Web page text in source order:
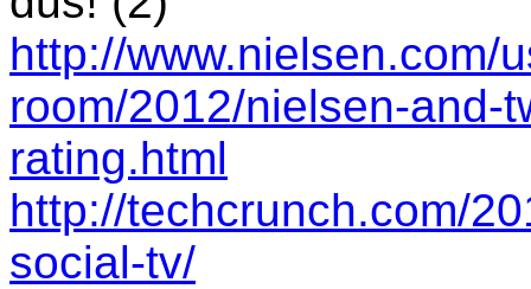
http://www.nielsen.com/
room/2012/nielsen-and-
rating.html
http://techcrunch.com/
social-tv/